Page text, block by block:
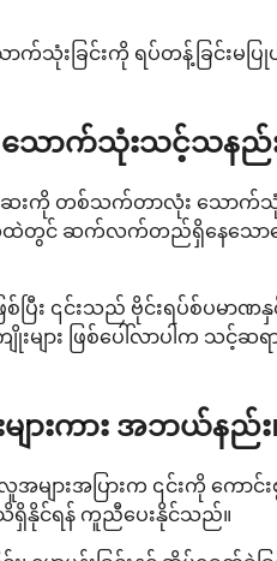
သုံးခြင်းကို ရပ်တန့်ခြင်းမ
င် သောက်သုံးသင့်သနည်
ကို တစ်သက်တာလုံး သောက်သုံ
ယ်ထဲတွင် ဆက်လက်တည်ရှိနေသော
စ်ပြီး ၎င်းသည် ဗိုင်းရပ်စ်
ဖြစ်ပေါ်လာပါက သင့်ဆရာ
များကား အဘယ်နည်း
အများအပြားက ၎င်းကို က
ရှိနိုင်ရန် ကူညီပေးနိုင်သည်။